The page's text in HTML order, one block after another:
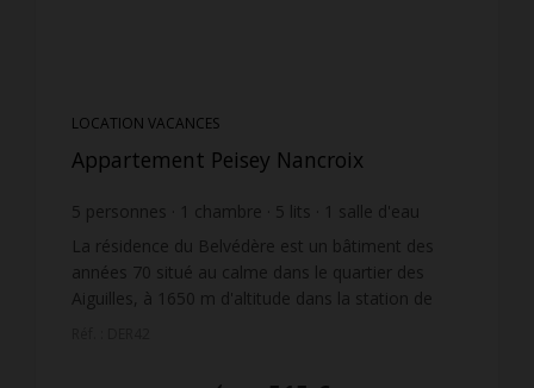
LOCATION VACANCES
Appartement Peisey Nancroix
5 personnes 1 chambre 5 lits 1 salle d'eau
La résidence du Belvédère est un bâtiment des
années 70 situé au calme dans le quartier des
Aiguilles, à 1650 m d'altitude dans la station de